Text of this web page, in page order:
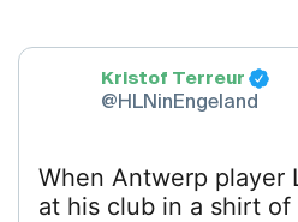
Kristof Terreur
@HLNinEngeland
When Antwerp player
at his club in a shirt